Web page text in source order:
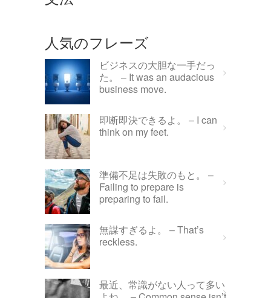
人気のフレーズ
ビジネスの大胆な一手だっ
た。 – It was an audacious
business move.
即断即決できるよ。 – I can
think on my feet.
準備不足は失敗のもと。 –
Failing to prepare is
preparing to fail.
無謀すぎるよ。 – That’s
reckless.
最近、常識がない人って多い